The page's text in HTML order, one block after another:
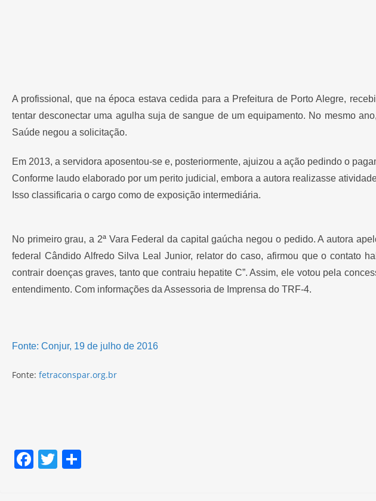
A profissional, que na época estava cedida para a Prefeitura de Porto Alegre,
tentar desconectar uma agulha suja de sangue de um equipamento. No mesmo
Saúde negou a solicitação.
Em 2013, a servidora aposentou-se e, posteriormente, ajuizou a ação pedindo o
Conforme laudo elaborado por um perito judicial, embora a autora realizasse
Isso classificaria o cargo como de exposição intermediária.
No primeiro grau, a 2ª Vara Federal da capital gaúcha negou o pedido. A autora
federal Cândido Alfredo Silva Leal Junior, relator do caso, afirmou que o contato
contrair doenças graves, tanto que contraiu hepatite C”. Assim, ele votou pela
entendimento. Com informações da Assessoria de Imprensa do TRF-4.
Fonte: Conjur, 19 de julho de 2016
Fonte: fetraconspar.org.br
F T